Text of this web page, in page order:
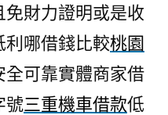
免財力證明或是收
利哪借錢比較桃園
全可靠實體商家借
號三重機車借款低